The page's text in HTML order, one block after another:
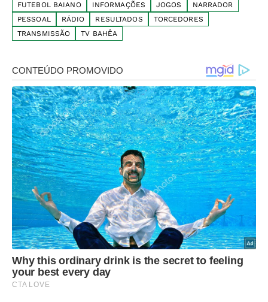
FUTEBOL BAIANO
INFORMAÇÕES JOGOS
NARRADOR
PESSOAL
RÁDIO RESULTADOS
TORCEDORES
TRANSMISSÃO
TV BAHÊA